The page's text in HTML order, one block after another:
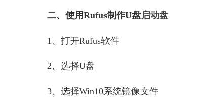
二、使用Rufus制作U盘启动盘
1、打开Rufus软件
2、选择U盘
3、选择Win10系统镜像文件